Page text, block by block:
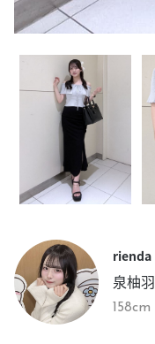
rienda
泉柚羽
158cm